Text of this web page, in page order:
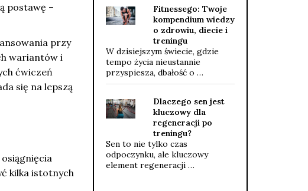
postawę –
przy
wariantów i
ćwiczeń
się na lepszą
kilka istotnych
Fitnessego: Twoje
kompendium wiedzy
o zdrowiu, diecie i
treningu
W dzisiejszym świecie, gdzie
tempo życia nieustannie
przyspiesza, dbałość o …
Dlaczego sen jest
kluczowy dla
regeneracji po
treningu?
Sen to nie tylko czas
odpoczynku, ale kluczowy
element regeneracji …